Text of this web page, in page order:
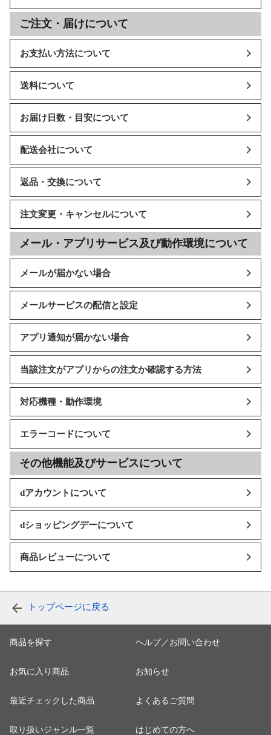
ご注文・届けについて
お支払い方法について
送料について
お届け日数・目安について
配送会社について
返品・交換について
注文変更・キャンセルについて
メール・アプリサービス及び動作環境について
メールが届かない場合
メールサービスの配信と設定
アプリ通知が届かない場合
当該注文がアプリからの注文か確認する方法
対応機種・動作環境
エラーコードについて
その他機能及びサービスについて
dアカウントについて
dショッピングデーについて
商品レビューについて
トップページに戻る
商品を探す
お気に入り商品
最近チェックした商品
取り扱いジャンル一覧
ヘルプ／お問い合わせ
お知らせ
よくあるご質問
はじめての方へ